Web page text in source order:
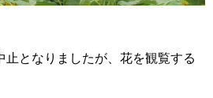
止となりましたが、花を観覧する